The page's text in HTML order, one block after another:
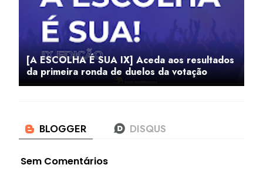
[A ESCOLHA É SUA IX] Aceda aos resultados
da primeira ronda de duelos da votação
Sem Comentários